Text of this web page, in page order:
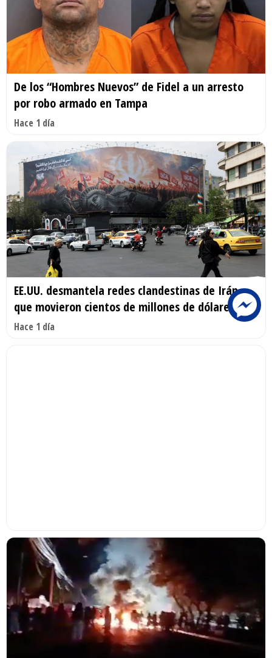
De los “Hombres Nuevos” de Fidel a un arresto
por robo armado en Tampa
Hace 1 día
EE.UU. desmantela redes clandestinas de Irán
que movieron cientos de millones de dólares
Hace 1 día